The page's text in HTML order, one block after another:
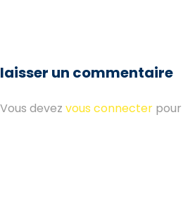
laisser un commentaire
Vous devez vous connecter